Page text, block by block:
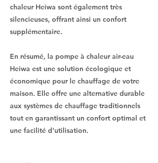
chaleur Heiwa sont également très
silencieuses, offrant ainsi un confort
supplémentaire.
En résumé, la pompe à chaleur air-eau
Heiwa est une solution écologique et
économique pour le chauffage de votre
maison. Elle offre une alternative durable
aux systèmes de chauffage traditionnels
tout en garantissant un confort optimal et
une facilité d'utilisation.